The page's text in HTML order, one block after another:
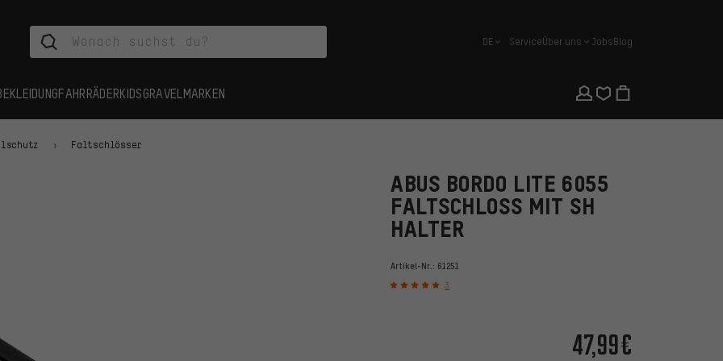
Deutsch
DE ServiceÜber uns JobsBlog
FAHRRÄDERKIDSGRAVEL MARKEN
Faltschlösser
ABUS BORDO LITE 6055
FALTSCHLOSS MIT SH
HALTER
Artikel-Nr.: 61251
3
47,99€